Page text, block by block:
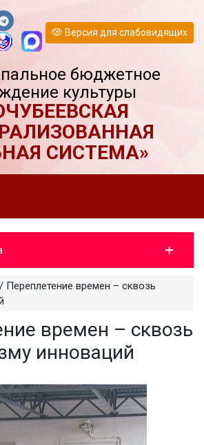
Версия для слабовидящих
бюджетное
культуры
СИСТЕМА»
/ Переплетение времен – сквозь
времен – сквозь
инноваций